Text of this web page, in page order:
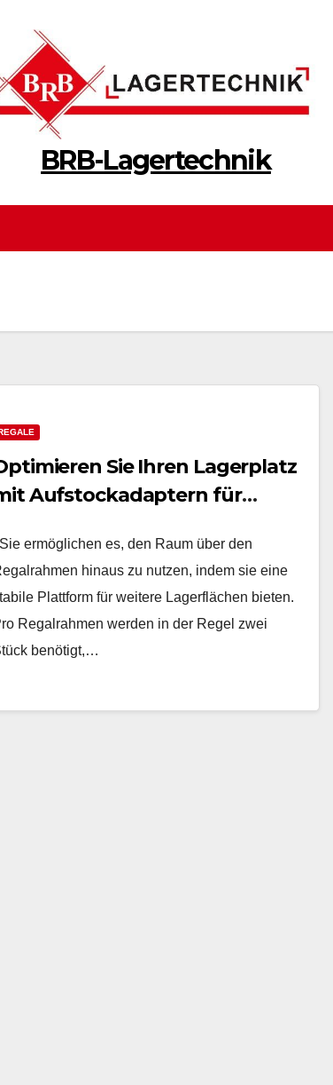
BRB-Lagertechnik
Sie Ihren Lagerplatz
Aufstockadaptern für
ermöglichen es, den Raum über den
hinaus zu nutzen, indem sie eine
Plattform für weitere Lagerflächen bieten.
Regalrahmen werden in der Regel zwei
benötigt,…